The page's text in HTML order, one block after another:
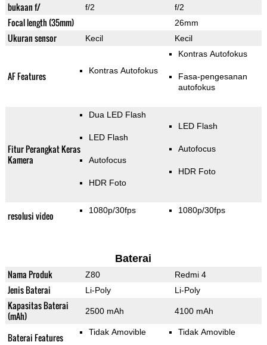
bukaan f/ f/2 f/2
Focal length (35mm) 26mm
Ukuran sensor Kecil Kecil
AF Features Kontras Autofokus
Kontras Autofokus
Fasa-pengesanan
autofokus
Fitur Perangkat Keras
Kamera
Dua LED Flash
LED Flash
Autofocus
HDR Foto
LED Flash
Autofocus
HDR Foto
resolusi video 1080p/30fps 1080p/30fps
Baterai
Nama Produk Z80 Redmi 4
Jenis Baterai Li-Poly Li-Poly
Kapasitas Baterai
(mAh)
2500 mAh 4100 mAh
Baterai Features Tidak Amovible Tidak Amovible